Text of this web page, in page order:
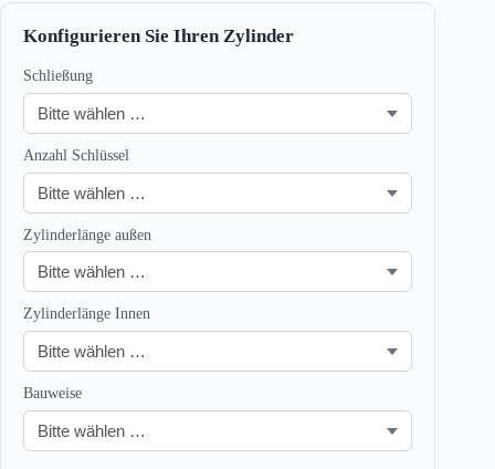
Konfigurieren Sie Ihren Zylinder
Schließung
Anzahl Schlüssel
Zylinderlänge außen
Zylinderlänge Innen
Bauweise